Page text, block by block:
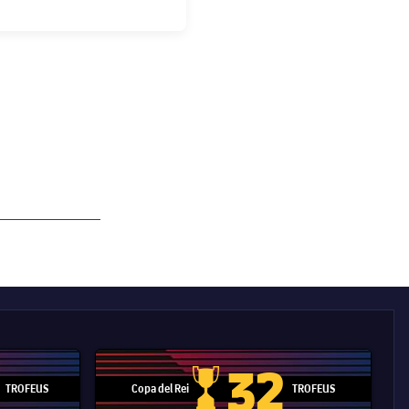
de Clubs
TROFEUS Copa del Rei
Copa del Rei
32 TROFEUS